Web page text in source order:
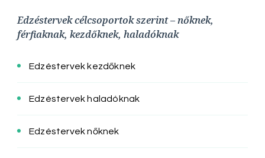
Edzéstervek célcsoportok szerint – nőknek,
férfiaknak, kezdőknek, haladóknak
Edzéstervek kezdőknek
Edzéstervek haladóknak
Edzéstervek nőknek